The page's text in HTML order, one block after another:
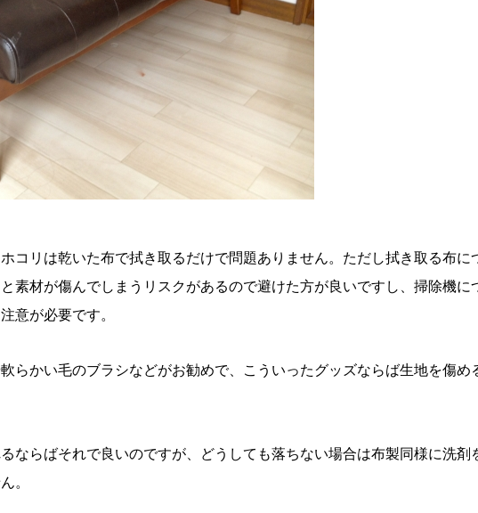
コリは乾いた布で拭き取るだけで問題ありません。ただし拭き取る布に
素材が傷んでしまうリスクがあるので避けた方が良いですし、掃除機に
意が必要です。
らかい毛のブラシなどがお勧めで、こういったグッズならば生地を傷め
ならばそれで良いのですが、どうしても落ちない場合は布製同様に洗剤
。